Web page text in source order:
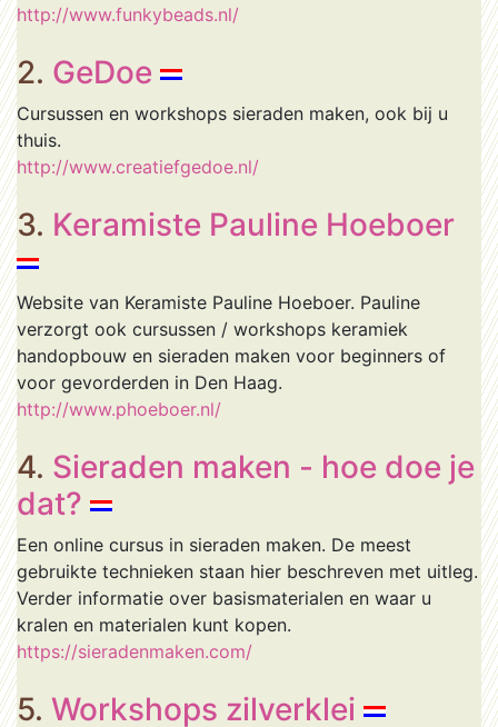
http://www.funkybeads.nl/
2. GeDoe
Cursussen en workshops sieraden maken, ook bij u
thuis.
http://www.creatiefgedoe.nl/
3. Keramiste Pauline Hoeboer
Website van Keramiste Pauline Hoeboer. Pauline
verzorgt ook cursussen / workshops keramiek
handopbouw en sieraden maken voor beginners of
voor gevorderden in Den Haag.
http://www.phoeboer.nl/
4. Sieraden maken - hoe doe je
dat?
Een online cursus in sieraden maken. De meest
gebruikte technieken staan hier beschreven met uitleg.
Verder informatie over basismaterialen en waar u
kralen en materialen kunt kopen.
https://sieradenmaken.com/
5. Workshops zilverklei